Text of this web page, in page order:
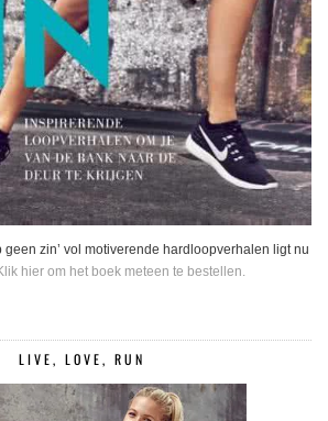
geen zin’ vol motiverende hardloopverhalen ligt nu
hier om het boek meteen te bestellen.
LIVE, LOVE, RUN